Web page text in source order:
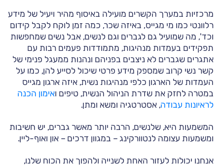
מרכזיות במערך הקשרים מועילה באיסוף מהיר ויעיל של מידע
רלוונטי כמו מי מגייס, באיזה שכר, כמה זמן לוקח לקבל קידום
וכד', מה שמועיל גם לגברים וגם לנשים, אבל נשים שמחפשות
תפקידים בעמדות מנהיגות, מתמודדות פעמים רבות עם
אתגרים שגברים לא ניצבים בפניהם ונהנות ממעגל פנימי של
קשר נשי קרוב שמספק מידע פרטי שיכול לסייע להן, כמו על
העמדות של הארגון כלפי מנהיגות נשית, איזה ארגון מגייס
במטרה לחזק את שדרת הניהול הנשית, טיפים ואימון הכנה
לראיונות עבודה, אסטרטגיה ומשא ומתן.
המשמעות היא, שלנשים, הרבה יותר מאשר גברים, יש חשיבות
ומשמעות עצומה לנטוורקינג – במגוון דרכים – און ואוף-ליין.
אנחנו יכולות לעזור האחת לשנייה ולהפוך את הכוח שלנו,